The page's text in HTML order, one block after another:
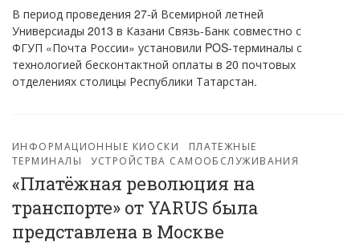
В период проведения 27-й Всемирной летней
Универсиады 2013 в Казани Связь-Банк совместно с
ФГУП «Почта России» установили POS-терминалы с
технологией бесконтактной оплаты в 20 почтовых
отделениях столицы Республики Татарстан.
ИНФОРМАЦИОННЫЕ КИОСКИ
ПЛАТЕЖНЫЕ
ТЕРМИНАЛЫ
УСТРОЙСТВА САМООБСЛУЖИВАНИЯ
«Платёжная революция на
транспорте» от YARUS была
представлена в Москве